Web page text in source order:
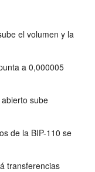
el volumen y la
a 0,000005
sube
de la BIP-110 se
transferencias